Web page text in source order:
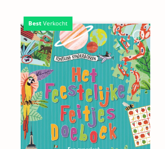
Best Verkocht